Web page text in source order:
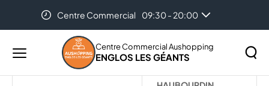
Centre Commercial 09:30 - 20:00
Menu
principal
Centre Commercial Aushopping
ENGLOS LES GÉANTS
... DANIA BIJOUX